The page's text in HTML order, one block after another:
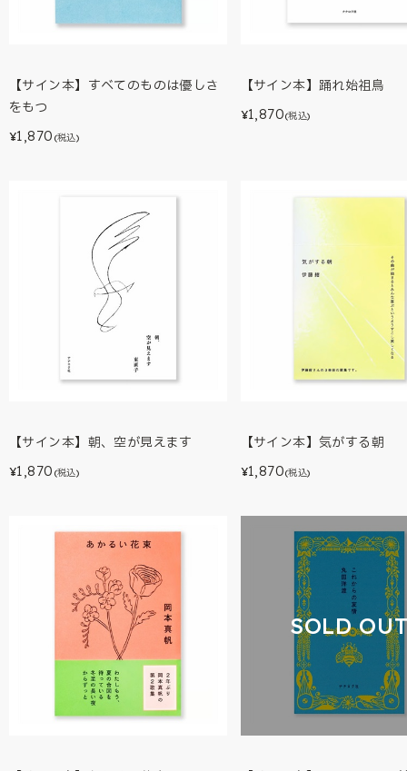
【サイン本】すべてのものは優しさ
をもつ
¥1,870 (税込)
【サイン本】踊れ始祖鳥
¥1,870(税込)
【サイン本】朝、空が見えます
¥1,870 (税込)
【サイン本】気がする朝
¥1,870(税込)
SOLD